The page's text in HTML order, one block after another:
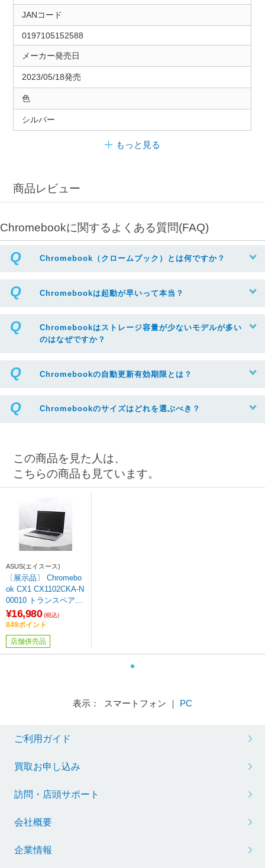
JANコード
0197105152588
メーカー発売日
2023/05/18発売
色
シルバー
もっと見る
商品レビュー
Chromebookに関するよくある質問(FAQ)
Chromebook（クロームブック）とは何ですか？
Chromebookは起動が早いって本当？
Chromebookはストレージ容量が少ないモデルが多い
のはなぜですか？
Chromebookの自動更新有効期限とは？
Chromebookのサイズはどれを選ぶべき？
この商品を見た人は、
こちらの商品も見ています。
ASUS(エイスース)
〔展示品〕 Chromebo
ok CX1 CX1102CKA-N
00010 トランスペアレ
ントシルバー ［Celero
n-N5100 (1.1GHz)／4G
B／eMMC64GB／11.6
インチワイド／Chrom
eOS］
¥16,980 (税込)
849ポイント
店舗併売品
表示： スマートフォン ｜ PC
ご利用ガイド
買取お申し込み
訪問・店頭サポート
会社概要
企業情報